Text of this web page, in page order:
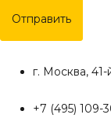
Отправить
г. Москва,
+7 (495) 109-